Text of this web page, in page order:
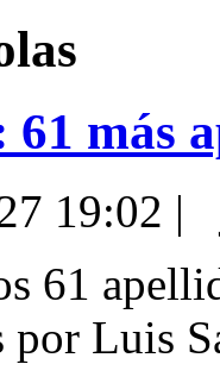
61 más
19:02 |
61
Luis